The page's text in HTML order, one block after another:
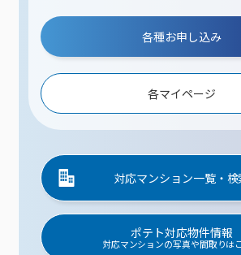
各種お申し込み
各マイページ
対応マンション一覧・検
ポテト対応物件情報
対応マンションの写真や間取りは